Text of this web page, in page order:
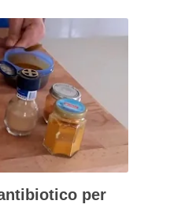
per